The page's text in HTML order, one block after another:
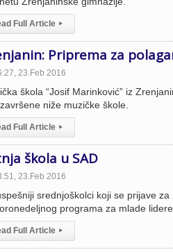
Full Article ▸
Priprema za
23.Feb 2016
škola “Josif Marinković” iz
niže muzičke škole.
Full Article ▸
škola u SAD
23.Feb 2016
srednjoškolci koji se prijave
programa za mlade lidere.
Full Article ▸